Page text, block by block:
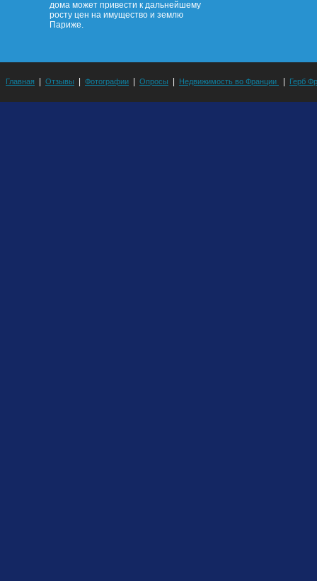
дома может привести к дальнейшему
росту цен на имущество и землю
Париже.
Главная Отзывы Фотографии Опросы Недвижимость во Франции Герб